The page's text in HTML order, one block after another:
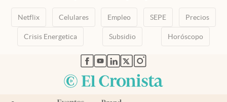
Netflix Celulares Empleo SEPE Precios
Crisis Energetica Subsidio Horóscopo
abre en nueva pestaña
abre en nueva pestaña
abre en nueva pestaña
abre en nueva pestaña
abre en nueva pestaña